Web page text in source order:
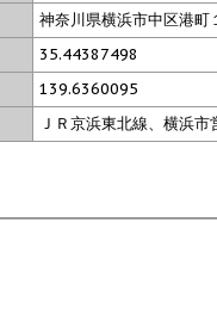
神奈川県横浜市中区港町
35.44387498
139.6360095
ＪＲ京浜東北線、横浜